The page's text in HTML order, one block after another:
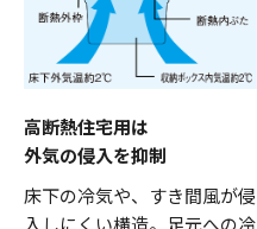
高断熱住宅用は
外気の侵入を抑制
床下の冷気や、すき間風が侵
入しにくい構造。足元への冷